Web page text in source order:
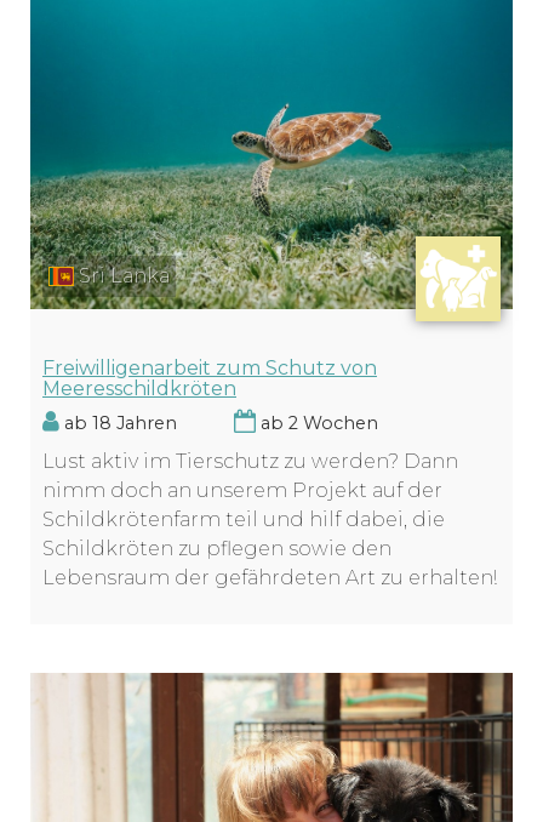
Sri Lanka
Freiwilligenarbeit zum Schutz von
Meeresschildkröten
ab 18 Jahren ab 2 Wochen
Lust aktiv im Tierschutz zu werden? Dann
nimm doch an unserem Projekt auf der
Schildkrötenfarm teil und hilf dabei, die
Schildkröten zu pflegen sowie den
Lebensraum der gefährdeten Art zu erhalten!